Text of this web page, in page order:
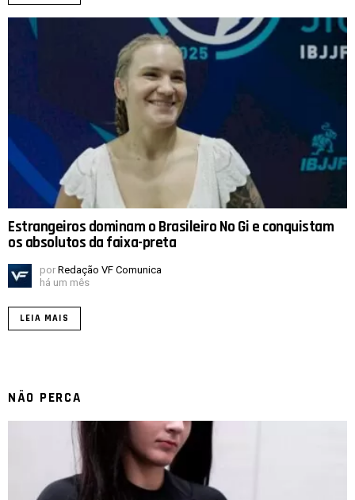
Estrangeiros dominam o Brasileiro No Gi e conquistam
os absolutos da faixa-preta
por Redação VF Comunica
há um mês
LEIA MAIS
NÃO PERCA